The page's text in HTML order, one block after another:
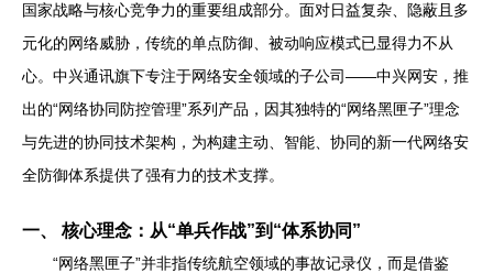
国家战略与核心竞争力的重要组成部分。面对日益复杂、隐蔽且多
元化的网络威胁，传统的单点防御、被动响应模式已显得力不从
心。中兴通讯旗下专注于网络安全领域的子公司——中兴网安，推
出的“网络协同防控管理”系列产品，因其独特的“网络黑匣子”理念
与先进的协同技术架构，为构建主动、智能、协同的新一代网络安
全防御体系提供了强有力的技术支撑。
一、 核心理念：从“单兵作战”到“体系协同”
“网络黑匣子”并非指传统航空领域的事故记录仪，而是借鉴